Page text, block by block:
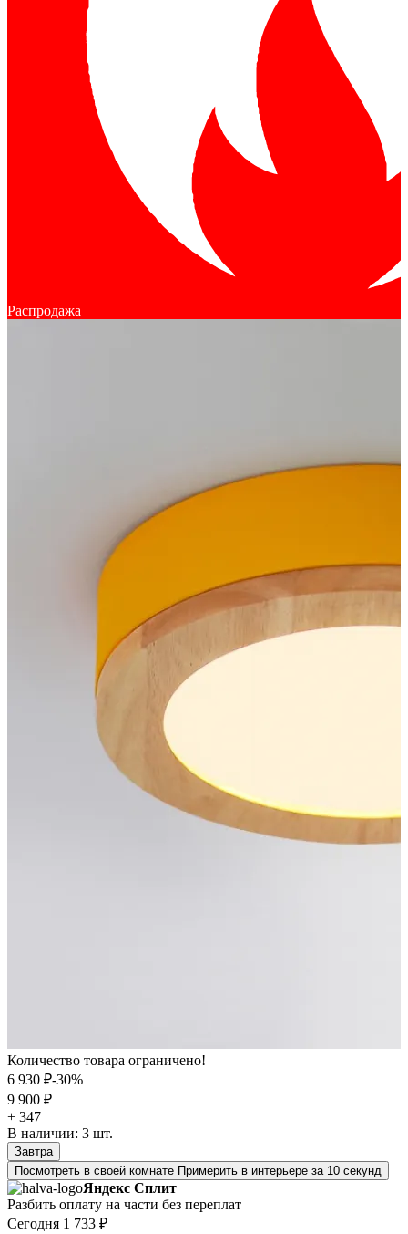
Распродажа
Количество товара ограничено!
6 930 ₽-30%
9 900 ₽
+ 347
В наличии: 3 шт.
Завтра
Посмотреть в своей комнате Примерить в интерьере за 10 секунд
Яндекс Сплит
Разбить оплату на части без переплат
Сегодня 1 733 ₽